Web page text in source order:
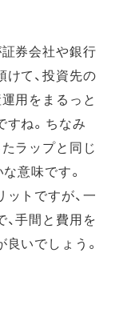
券会社や銀行
て、投資先の
用をまるっと
すね。ちなみ
ラップと同じ
意味です。
トですが、一
手間と費用を
いでしょう。